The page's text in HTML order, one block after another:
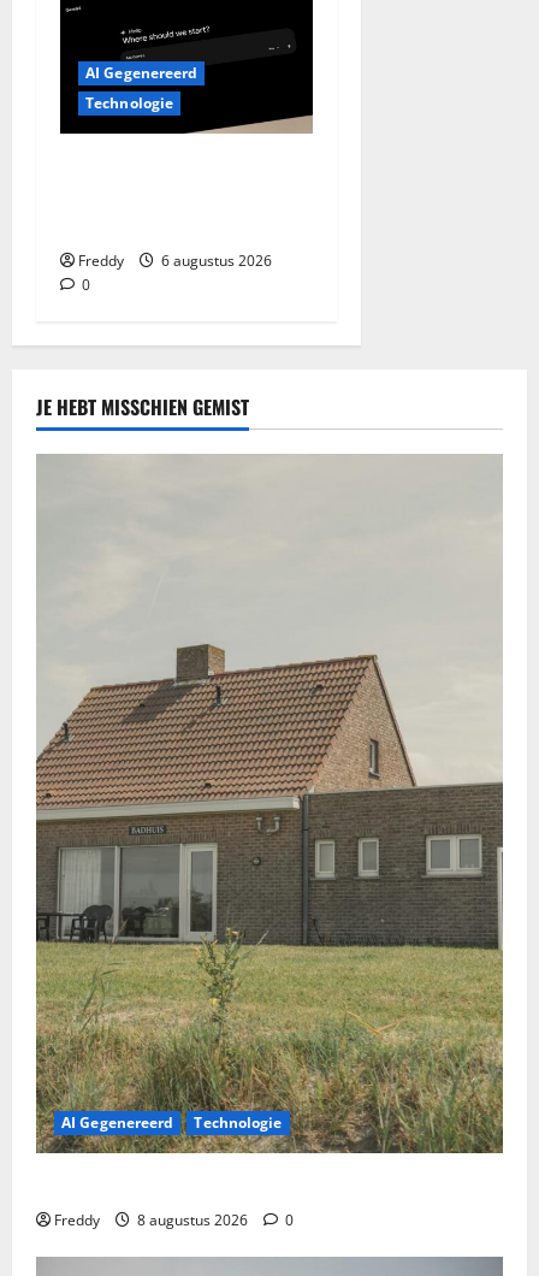
AI Gegenereerd
Technologie
Freddy
6 augustus 2026
0
JE HEBT MISSCHIEN GEMIST
AI Gegenereerd Technologie
Freddy 8 augustus 2026 0